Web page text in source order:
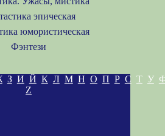
эпическая
юмористическая
Фэнтези
З И Й К Л М Н О П Р С Т У
Z